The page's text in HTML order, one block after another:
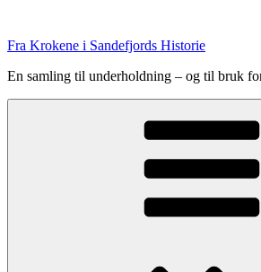
content
Fra Krokene i Sandefjords Historie
En samling til underholdning – og til bruk